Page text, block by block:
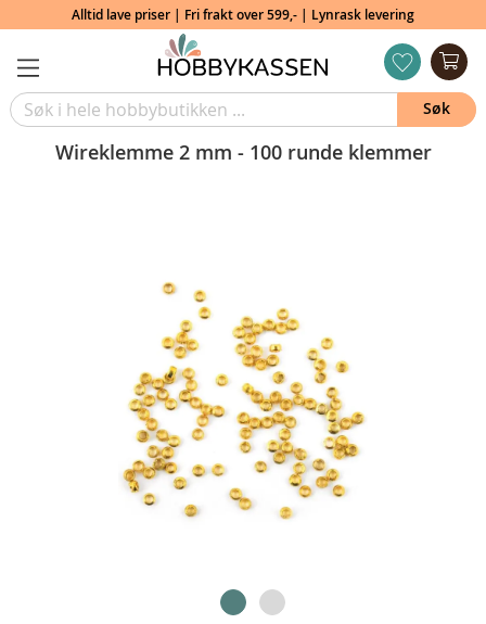
Alltid lave priser | Fri frakt over 599,- | Lynrask levering
Wireklemme 2 mm - 100 runde klemmer
Søk
ønskeliste